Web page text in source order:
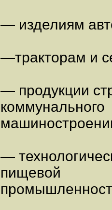
— изделиям
—тракторам и
— продукции
коммунального
—
пищевой